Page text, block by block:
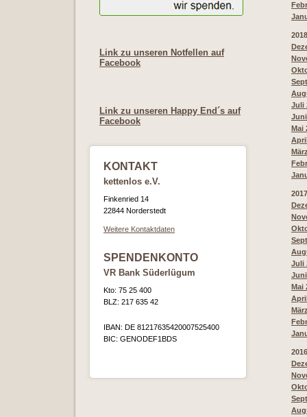
Link zu unseren Notfellen auf
Facebook
Link zu unseren Happy End´s auf
Facebook
KONTAKT
kettenlos e.V.
Finkenried 14
22844 Norderstedt
Weitere Kontaktdaten
SPENDENKONTO
VR Bank Süderlügum
Kto: 75 25 400
BLZ: 217 635 42
IBAN: DE 81217635420007525400
BIC: GENODEF1BDS
2018
Juli
Mai
2017
Juli
Mai
2016